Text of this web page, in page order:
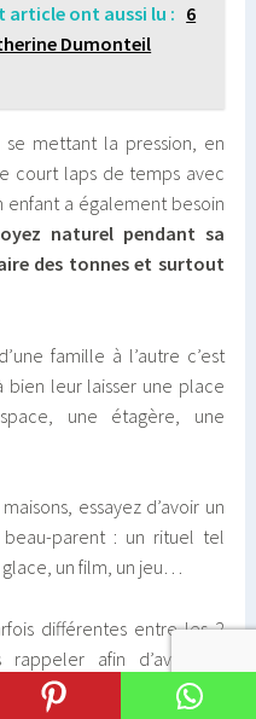
article ont aussi lu : 6
Dumonteil
mettant la pression, en
court laps de temps avec
enfant a également besoin
naturel pendant sa
des tonnes et surtout
famille à l’autre c’est
leur laisser une place
une étagère, une
essayez d’avoir un
parent : un rituel tel
glace, un film, un jeu…
différentes entre les 2
afin d’avoir un